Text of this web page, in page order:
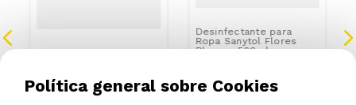
S/ 7.51
Desinfectante para
Ropa Sanytol Flores
Blancas 500ml
S/ 25.90
Política general sobre Cookies